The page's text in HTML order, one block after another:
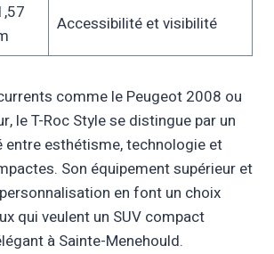
Accessibilité et visibilité
comme le Peugeot 2008 ou
le T-Roc Style se distingue par un
entre esthétisme, technologie et
Son équipement supérieur et
en font un choix
qui veulent un SUV compact
à Sainte-Menehould.